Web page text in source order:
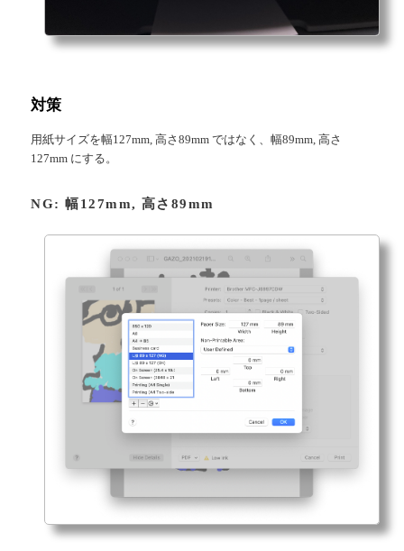
対策
用紙サイズを幅127mm, 高さ89mm ではなく、幅89mm, 高さ
127mm にする。
NG: 幅127mm, 高さ89mm